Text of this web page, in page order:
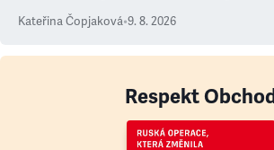
Kateřina Čopjaková•9. 8. 2026
Respekt Obchod